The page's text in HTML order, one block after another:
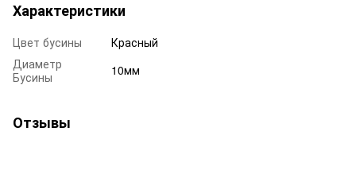
Характеристики
Цвет бусины
Красный
Диаметр
Бусины
10мм
Отзывы